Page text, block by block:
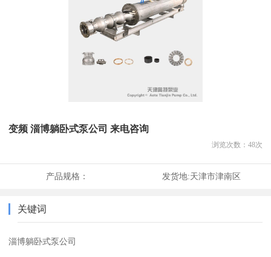
变频 淄博躺卧式泵公司 来电咨询
浏览次数： 48次
产品规格： 发货地:天津市津南区
关键词
淄博躺卧式泵公司